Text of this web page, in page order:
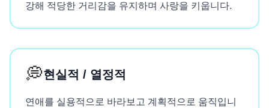
강해 적당한 거리감을 유지하며 사랑을 키웁니다.
💭현실적 / 열정적
연애를 실용적으로 바라보고 계획적으로 움직입니